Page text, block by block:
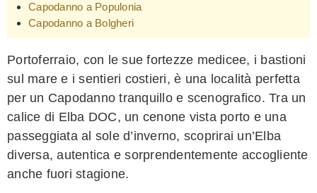
Capodanno a Populonia
Capodanno a Bolgheri
Portoferraio, con le sue fortezze medicee, i bastioni
sul mare e i sentieri costieri, è una località perfetta
per un Capodanno tranquillo e scenografico. Tra un
calice di Elba DOC, un cenone vista porto e una
passeggiata al sole d’inverno, scoprirai un’Elba
diversa, autentica e sorprendentemente accogliente
anche fuori stagione.